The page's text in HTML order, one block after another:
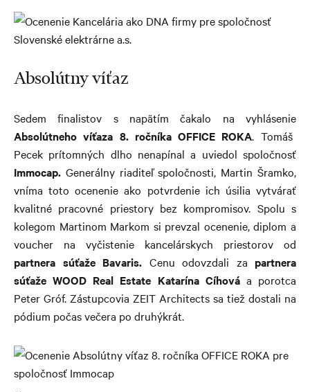
Absolútny víťaz
Sedem finalistov s napätím čakalo na vyhlásenie
Absolútneho víťaza 8. ročníka OFFICE ROKA. Tomáš
Pecek prítomných dlho nenapínal a uviedol spoločnosť
Immocap. Generálny riaditeľ spoločnosti, Martin Šramko,
vníma toto ocenenie ako potvrdenie ich úsilia vytvárať
kvalitné pracovné priestory bez kompromisov. Spolu s
kolegom Martinom Markom si prevzal ocenenie, diplom a
voucher na vyčistenie kancelárskych priestorov od
partnera súťaže Bavaris. Cenu odovzdali za partnera
súťaže WOOD Real Estate Katarína Cíhováa porotca
Peter Gróf. Zástupcovia ZEIT Architects sa tiež dostali na
pódium počas večera po druhýkrát.